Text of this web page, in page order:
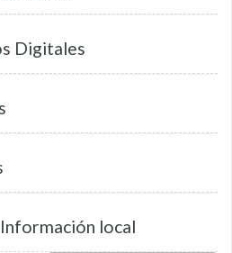
Digitales
local